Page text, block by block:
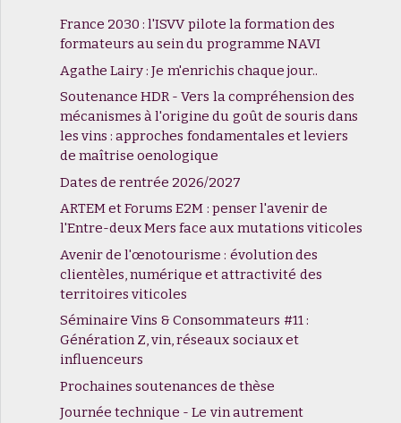
France 2030 : l'ISVV pilote la formation des
formateurs au sein du programme NAVI
Agathe Lairy : Je m'enrichis chaque jour..
Soutenance HDR - Vers la compréhension des
mécanismes à l'origine du goût de souris dans
les vins : approches fondamentales et leviers
de maîtrise oenologique
Dates de rentrée 2026/2027
ARTEM et Forums E2M : penser l'avenir de
l'Entre-deux Mers face aux mutations viticoles
Avenir de l'œnotourisme : évolution des
clientèles, numérique et attractivité des
territoires viticoles
Séminaire Vins & Consommateurs #11 :
Génération Z, vin, réseaux sociaux et
influenceurs
Prochaines soutenances de thèse
Journée technique - Le vin autrement